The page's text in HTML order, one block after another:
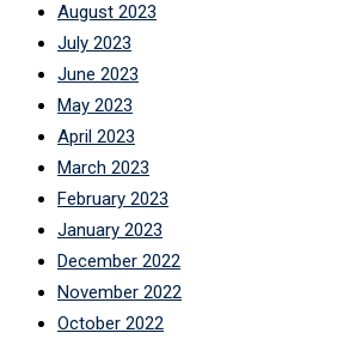
August 2023
July 2023
June 2023
May 2023
April 2023
March 2023
February 2023
January 2023
December 2022
November 2022
October 2022